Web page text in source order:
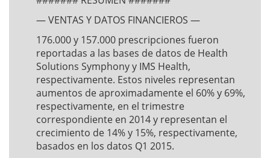
— VENTAS Y DATOS FINANCIEROS —
176.000 y 157.000 prescripciones fueron
reportadas a las bases de datos de Health
Solutions Symphony y IMS Health,
respectivamente. Estos niveles representan
aumentos de aproximadamente el 60% y 69%,
respectivamente, en el trimestre
correspondiente en 2014 y representan el
crecimiento de 14% y 15%, respectivamente,
basados ​​en los datos Q1 2015.